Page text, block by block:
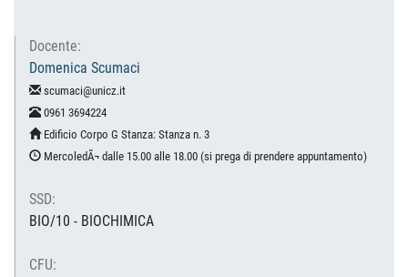
Docente:
Domenica Scumaci
scumaci@unicz.it
0961 3694224
Edificio Corpo G Stanza: Stanza n. 3
MercoledÃ¬ dalle 15.00 alle 18.00 (si prega di prendere appuntamento)
SSD:
BIO/10 - BIOCHIMICA
CFU: